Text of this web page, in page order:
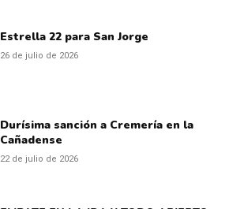
Estrella 22 para San Jorge
26 de julio de 2026
Durísima sanción a Cremería en la
Cañadense
22 de julio de 2026